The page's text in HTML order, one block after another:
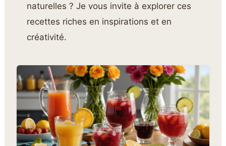
naturelles ? Je vous invite à explorer ces
recettes riches en inspirations et en
créativité.